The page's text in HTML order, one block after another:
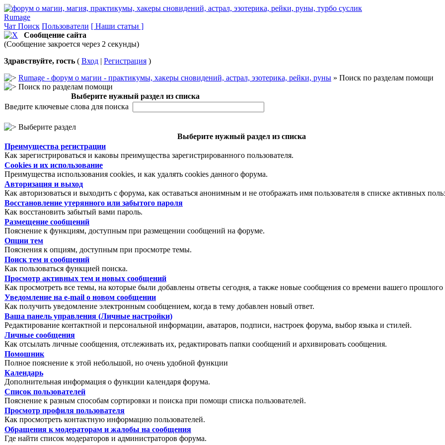
Rumage
Чат Поиск Пользователи [ Наши статьи ]
Сообщение сайта
(Сообщение закроется через 2 секунды)
Здравствуйте, гость ( Вход | Регистрация )
Rumage - форум о магии - практикумы, хакеры сновидений, астрал, эзотерика, рейки, руны » Поиск по разделам помощи
Поиск по разделам помощи
Выберите нужный раздел из списка
Введите ключевые слова для поиска
Выберите раздел
Выберите нужный раздел из списка
Преимущества регистрации
Как зарегистрироваться и каковы преимущества зарегистрированного пользователя.
Cookies и их использование
Преимущества использования cookies, и как удалять cookies данного форума.
Авторизация и выход
Как авторизоваться и выходить с форума, как оставаться анонимным и не отображать имя пользователя в списке активных
Восстановление утерянного или забытого пароля
Как восстановить забытый вами пароль.
Размещение сообщений
Пояснение к функциям, доступным при размещении сообщений на форуме.
Опции тем
Пояснения к опциям, доступным при просмотре темы.
Поиск тем и сообщений
Как пользоваться функцией поиска.
Просмотр активных тем и новых сообщений
Как просмотреть все темы, на которые были добавлены ответы сегодня, а также новые сообщения со времени вашего прошлого
Уведомление на е-mail о новом сообщении
Как получить уведомление электронным сообщением, когда в тему добавлен новый ответ.
Ваша панель управления (Личные настройки)
Редактирование контактной и персональной информации, аватаров, подписи, настроек форума, выбор языка и стилей.
Личные сообщения
Как отсылать личные сообщения, отслеживать их, редактировать папки сообщений и архивировать сообщения.
Помошник
Полное пояснение к этой небольшой, но очень удобной функции
Календарь
Дополнительная информация о функции календаря форума.
Список пользователей
Пояснение к разным способам сортировки и поиска при помощи списка пользователей.
Просмотр профиля пользователя
Как просмотреть контактную информацию пользователей.
Обращения к модераторам и жалобы на сообщения
Где найти список модераторов и администраторов форума.